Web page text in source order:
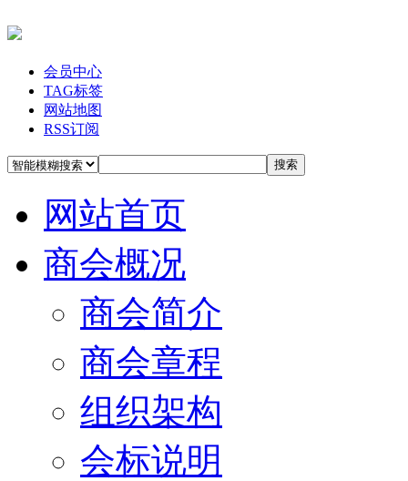
会员中心
TAG标签
网站地图
RSS订阅
搜索
网站首页
商会概况
商会简介
商会章程
组织架构
会标说明